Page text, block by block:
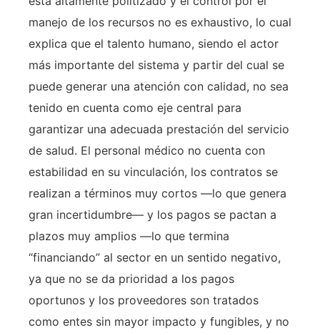
manejo de los recursos no es exhaustivo, lo cual
explica que el talento humano, siendo el actor
más importante del sistema y partir del cual se
puede generar una atención con calidad, no sea
tenido en cuenta como eje central para
garantizar una adecuada prestación del servicio
de salud. El personal médico no cuenta con
estabilidad en su vinculación, los contratos se
realizan a términos muy cortos —lo que genera
gran incertidumbre— y los pagos se pactan a
plazos muy amplios —lo que termina
“financiando” al sector en un sentido negativo,
ya que no se da prioridad a los pagos
oportunos y los proveedores son tratados
como entes sin mayor impacto y fungibles, y no